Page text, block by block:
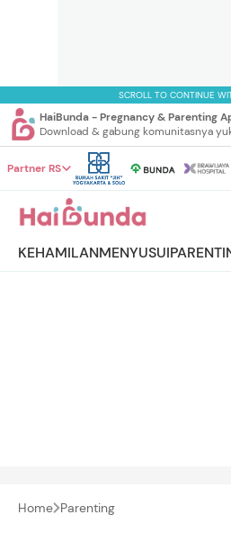
SCROLL TO CONTINUE
HaiBunda - Pregnancy & Parenting
Download & gabung komunitasnya
Partner RS
KEHAMILANMENYUSUI
Home Parenting